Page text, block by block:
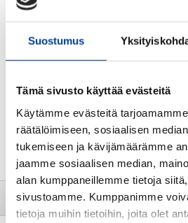
Suostumus
Tämä sivusto käyttää evästeitä
Käytämme evästeitä
räätälöimiseen, sosiaalisen
tukemiseen ja kävijämäärämme
jaamme sosiaalisen median,
alan kumppaneillemme tietoja
sivustoamme. Kumppanimme
tietoja muihin tietoihin, joita olet
AUDI RS Q E-TRON LEGO
TECHNIC
172,05€
154,85€
ALV 25,5 %
Suosituimmat